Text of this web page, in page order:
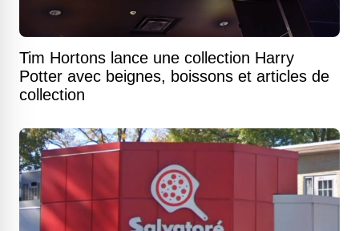
Tim Hortons lance une collection Harry
Potter avec beignes, boissons et articles de
collection